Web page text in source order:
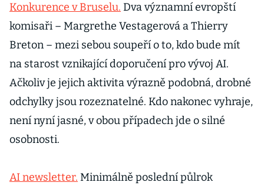
Konkurence v Bruselu. Dva významní evropští
komisaři – Margrethe Vestagerová a Thierry
Breton – mezi sebou soupeří o to, kdo bude mít
na starost vznikající doporučení pro vývoj AI.
Ačkoliv je jejich aktivita výrazně podobná, drobné
odchylky jsou rozeznatelné. Kdo nakonec vyhraje,
není nyní jasné, v obou případech jde o silné
osobnosti.
AI newsletter. Minimálně poslední půlrok